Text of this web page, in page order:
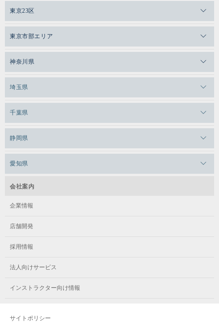
東京23区
メガロスルフレ恵比寿
メガロス日比谷シャンテ
メガロス白金台
メガロス田端
メガロスキッズ錦糸町
メガロス葛飾
東京市部エリア
メガロス三鷹
メガロスルフレ三鷹
メガロス武蔵小金井
メガロスルフレ武蔵小金井
メガロス玉川学園テニススクール
神奈川県
メガロス上永谷
メガロスルフレ上永谷
メガロス神奈川
メガロス日吉
メガロス綱島
メガロスルフレ綱島
メガロス市ヶ尾
メガロス鷺沼
メガロスルフレ鷺沼
メガロス相模大野
埼玉県
メガロスルフレ草加
千葉県
メガロス本八幡
静岡県
愛知県
メガロステラッセ納屋橋
メガロス千種
会社案内
企業情報
店舗開発
採用情報
法人向けサービス
インストラクター向け情報
サイトポリシー